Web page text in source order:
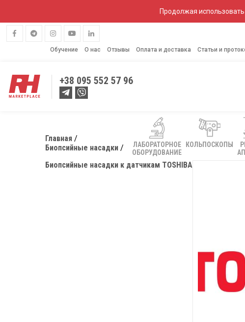
Продолжая
Обучение О нас Отзывы Оплата и доставка Статьи и
+38 095 552 57 96
ЛАБОРАТОРНОЕ
ОБОРУДОВАНИЕ
КОЛЬПОСКОПЫ
Главная
Биопсийные насадки
Биопсийные насадки к датчикам TOSHIBA